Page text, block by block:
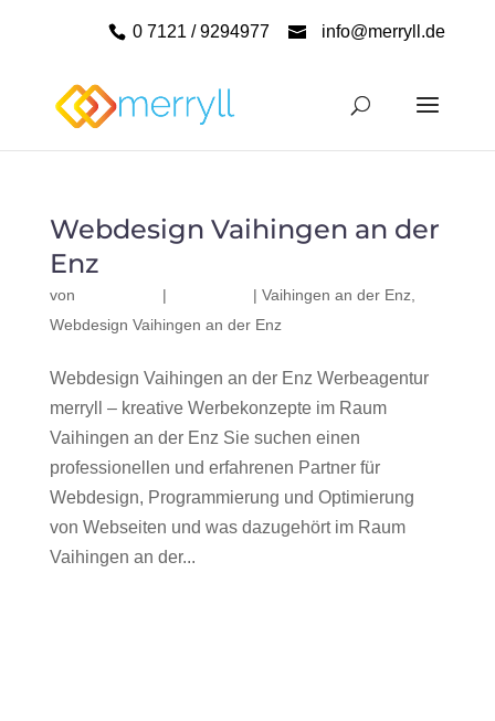
0 7121 / 9294977 info@merryll.de
Webdesign Vaihingen an der
Enz
von | | Vaihingen an der Enz,
Webdesign Vaihingen an der Enz
Webdesign Vaihingen an der Enz Werbeagentur
merryll – kreative Werbekonzepte im Raum
Vaihingen an der Enz Sie suchen einen
professionellen und erfahrenen Partner für
Webdesign, Programmierung und Optimierung
von Webseiten und was dazugehört im Raum
Vaihingen an der...